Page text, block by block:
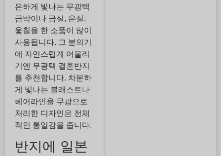
은하게 빛나는 무광택
금박이나 금실, 은실,
옻칠을 한 소품이 많이
사용됩니다. 그 분의기
에 자연스럽게 어울리
기엔 무광택 결혼반지
를 추천합니다. 차분하
게 빛나는 블래스트나
헤어라인을 무광으로
처리한 디자인은 전체
적인 통일감을 줍니다.
반지에 일본